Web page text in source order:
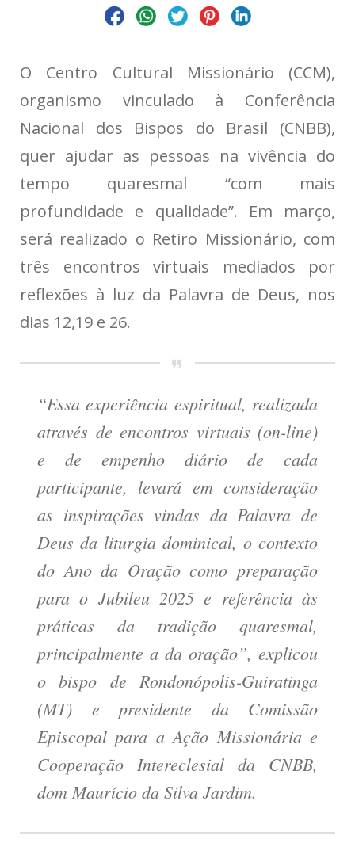
O Centro Cultural Missionário (CCM),
organismo vinculado à Conferência
Nacional dos Bispos do Brasil (CNBB),
quer ajudar as pessoas na vivência do
tempo quaresmal “com mais
profundidade e qualidade”. Em março,
será realizado o Retiro Missionário, com
três encontros virtuais mediados por
reflexões à luz da Palavra de Deus, nos
dias 12,19 e 26.
“Essa experiência espiritual, realizada
através de encontros virtuais (on-line)
e de empenho diário de cada
participante, levará em consideração
as inspirações vindas da Palavra de
Deus da liturgia dominical, o contexto
do Ano da Oração como preparação
para o Jubileu 2025 e referência às
práticas da tradição quaresmal,
principalmente a da oração”, explicou
o bispo de Rondonópolis-Guiratinga
(MT) e presidente da Comissão
Episcopal para a Ação Missionária e
Cooperação Intereclesial da CNBB,
dom Maurício da Silva Jardim.